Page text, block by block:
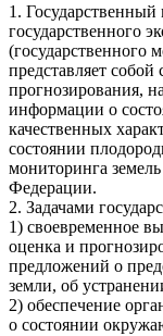
1. Государственный
государственного
(государственного
представляет
прогнозирования,
информации о
качественных
состоянии
мониторинга
Федерации.
2. Задачами
1) своевременное
оценка и
предложений о
земли, об
2) обеспечение
о состоянии